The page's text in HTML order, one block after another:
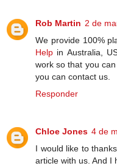
Rob Martin 2 de
We provide 100%
Help in Australia,
work so that you
you can contact us.
Responder
Chloe Jones 4 de
I would like to
article with us. And I